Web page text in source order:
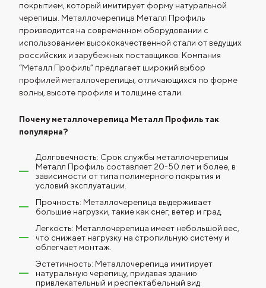
покрытием, который имитирует форму натуральной
черепицы. Металлочерепица Металл Профиль
производится на современном оборудовании с
использованием высококачественной стали от ведущих
российских и зарубежных поставщиков. Компания
“Металл Профиль” предлагает широкий выбор
профилей металлочерепицы, отличающихся по форме
волны, высоте профиля и толщине стали.
Почему металлочерепица Металл Профиль так
популярна?
Долговечность: Срок службы металлочерепицы
Металл Профиль составляет 20-50 лет и более, в
зависимости от типа полимерного покрытия и
условий эксплуатации.
Прочность: Металлочерепица выдерживает
большие нагрузки, такие как снег, ветер и град.
Легкость: Металлочерепица имеет небольшой вес,
что снижает нагрузку на стропильную систему и
облегчает монтаж.
Эстетичность: Металлочерепица имитирует
натуральную черепицу, придавая зданию
привлекательный и респектабельный вид.